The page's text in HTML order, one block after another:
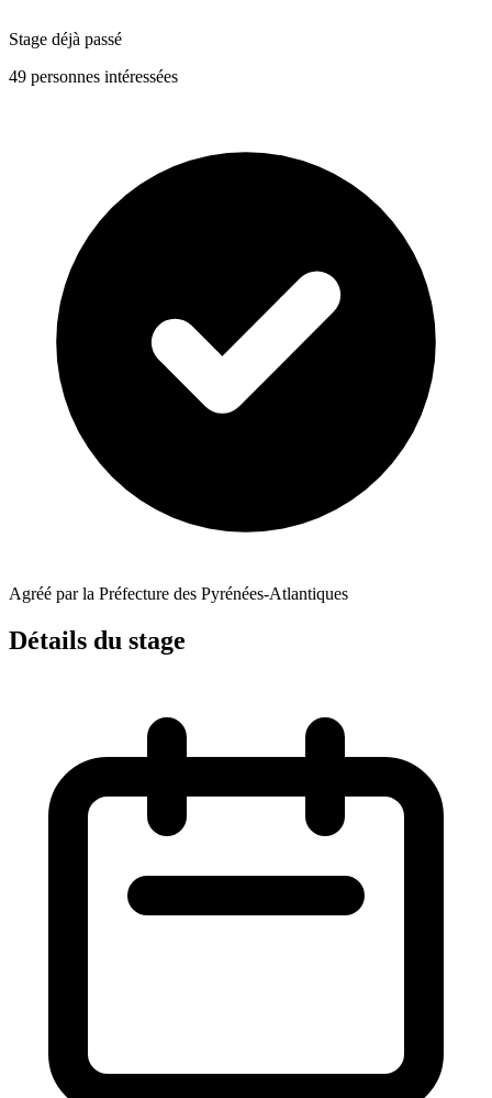
Stage déjà passé
49 personnes intéressées
Agréé par la Préfecture des Pyrénées-Atlantiques
Détails du stage